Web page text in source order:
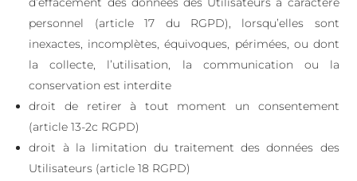
personnel (article 17 du RGPD), lorsqu’elles sont
inexactes, incomplètes, équivoques, périmées, ou dont
la collecte, l’utilisation, la communication ou la
conservation est interdite
droit de retirer à tout moment un consentement
(article 13-2c RGPD)
droit à la limitation du traitement des données des
Utilisateurs (article 18 RGPD)